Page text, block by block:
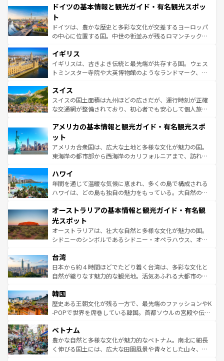
せる。地方によって風土や気候が異なるスペインはその個
ンテンツ一覧 を参照してほしい。
で、幅広い魅力が詰まっている。華麗な宮殿、歴史的な大
聖堂、美しいビーチ、そして豊かな自然が、訪れる者を心
から魅了する。また、フランスは美食の国としても知ら
れ、フランス料理はユネスコ無形文化遺産にも登録されて
香り高いラベンダー畑など、多彩な楽しみ方が可能だ。さ
らに、パリ以外の地域にも魅力が溢れており、どの街角に
も豊かな歴史と文化が息づいている。パリ以外の個性あふ
を参照してほしい。
ドイツの基本情報と観光ガイド・有名観光スポッ
ト
ドイツは、豊かな歴史と多彩な文化が交差するヨーロッパ
の中心に位置する国。中世の街並みが残るロマンチック街
顔を持つこの国は、どこを歩いても飽きることがない。ベ
ルリンの文化的活気、バイエルン州のアルプスの絶景、そ
してライン川沿いのワイン畑といった風景は必見。ビール
は、お酒好きな人にはぜひ体験してほしい。 なお、新着の
ドイツ情報はコンテンツ一覧を参照してほしい。
イギリス
イギリスは、古きよき伝統と最先端が共存する国。ウェス
トミンスター寺院や大英博物館のようなランドマーク、歴
リアごとに異なる魅力がある。また、優雅なアフタヌーン
ティー、ビール好きにはたまらない英国パブ、サッカー観
戦など、本場だからこそできる体験も豊富。イギリスを旅
ンツ一覧を参照してほしい。
スイス
スイスの国土面積は九州ほどの広さだが、運行時刻が正確
な交通網が整備されており、初心者でも安心して個人旅行
の建物がそのまま残る町や、スイスならではのユニークな
博物館もあり、アルプス観光だけでなく町歩きも満喫する
ことができる。国民の所得が高いため物価も高いが、旅行
者向けの交通パス提供のサービスもあり、うまく活用すれ
着のスイス情報は
アメリカの基本情報と観光ガイド・有名観光スポ
ット
アメリカ合衆国は、広大な土地と多様な文化が魅力の国。
東海岸の都市部から西海岸のカリフォルニアまで、訪れる
のような巨大都市は、観光、ショッピング、エンターテイ
ンメントが詰まった刺激的なスポットだ。一方、アメリカ
西部には大自然が広がり、グランドキャニオンやイエロー
部のニューオーリンズでは、音楽と美食が融合した独特の
文化が魅力。旅行者はアメリカの各地域で異なる魅力を楽
しみながら、その多様性と豊かな歴史を感じることができ
るだろう。車でのロードトリップや列車の旅も、アメリカ
情報は
ハワイ
年間を通じて温暖な気候に恵まれ、多くの島で構成される
ハワイは、どの島も独自の魅力をもっている。大自然の神
ワイ島は見逃せない。また、定番の観光地といえばオアフ
島だが、静かな自然を求めるならマウイ島やカウアイ島が
おすすめ。エメラルドグリーンに輝く海をはじめ、豊かな
文化や歴史が息づいている。「アロハスピリット」と呼ば
人々、おいしいローカルフードやハワイアンミュージッ
ク、伝統的なフラダンスなど、すべてがハワイの魅力を彩
っている。訪れるたびに新しい発見と感動が待っているハ
はコンテンツ一覧
オーストラリアの基本情報と観光ガイド・有名観
光スポット
オーストラリアは、壮大な自然と多様な文化が魅力の国。
シドニーのシンボルであるシドニー・オペラハウス、オー
リアリーフや大陸中央部にそびえるウルル（エアーズロッ
ク）、タスマニアの美しい原生林やケアンズの熱帯雨林な
ど、見どころがたくさん。また、カフェやワイン、オージ
いる。アクティビティも充実しており、サーフィンやダイ
ビング、ハイキングなど、アウトドア好きにはたまらな
い。オーストラリアの多彩な魅力を存分に味わいつくそ
参照してほしい。
台湾
日本から約４時間ほどでたどり着く台湾は、多彩な文化と
自然が織りなす魅力的な観光地。活気あふれる大都市の台
ン）、静ひつな山岳地帯である台湾東部など、都市の喧騒
と山間の静けさが共存しており、訪れる人に新しい発見と
驚きをもたらしてくれる。また、奥深い台湾の食文化も魅
容にもいいと評判のスイーツなど、バラエティ豊かな料理
が味わえる。 なお、新着の台湾情報は コンテンツ一覧を参
照してほしい。
韓国
歴史ある王朝文化が残る一方で、最先端のファッションやK
-POPで世界を席巻している韓国。首都ソウルの宮殿や伝統
き、地方に足を延ばせば四季折々の自然美を楽しむことが
できる。そして、キムチや焼肉、絶品のストリートフード
まで、さまざまな韓国料理が待っている。夜には、韓国な
ベトナム
豊かな自然と多様な文化が魅力的なベトナム。南北に細長
く伸びる国土には、広大な田園風景や青々とした山々、世